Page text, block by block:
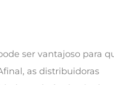
ser vantajoso para
as distribuidoras